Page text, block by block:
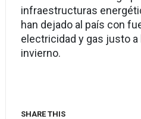
infraestructuras
han dejado al país con
electricidad y gas justo a
invierno.
SHARE THIS